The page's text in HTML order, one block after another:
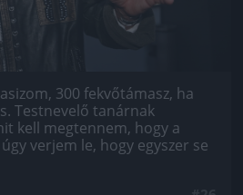
300 fekvőtámasz, ha
Testnevelő tanárnak
kell megtennem, hogy a
verjem le, hogy egyszer se